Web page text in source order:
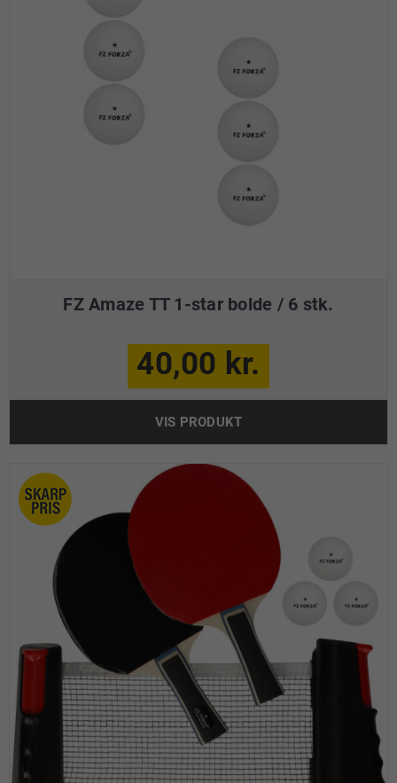
FZ Amaze TT 1-star bolde / 6 stk.
40,00 kr.
VIS PRODUKT